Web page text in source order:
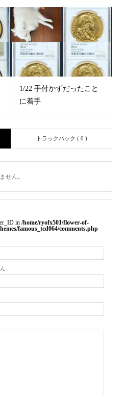
1/22 手付かずだったこと
に着手
トラックバック ( 0 )
せん。
in /home/ryofx501/flower-of-
famous_tcd064/comments.php